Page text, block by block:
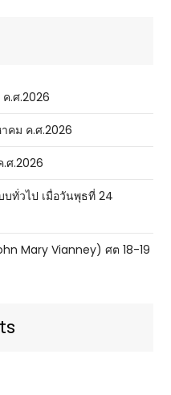
.ศ.2026
คม ค.ศ.2026
ศ.2026
บบทั่วไป เมื่อวันพุธที่ 24
Mary Vianney) ศต 18-19